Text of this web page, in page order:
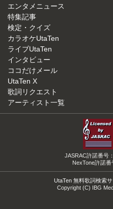
エンタメニュース
特集記事
検定・クイズ
カラオケUtaTen
ライブUtaTen
インタビュー
ココだけメール
UtaTen X
歌詞リクエスト
アーティスト一覧
JASRAC許諾番号
NexTone許諾
UtaTen 無料歌詞検索
Copyright (C) IBG